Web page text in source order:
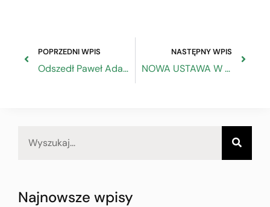
POPRZEDNI WPIS
Odszedł Paweł Adamowicz
NASTĘPNY WPIS
NOWA USTAWA W PANELU – Kodeks karny skarbowy
Najnowsze wpisy